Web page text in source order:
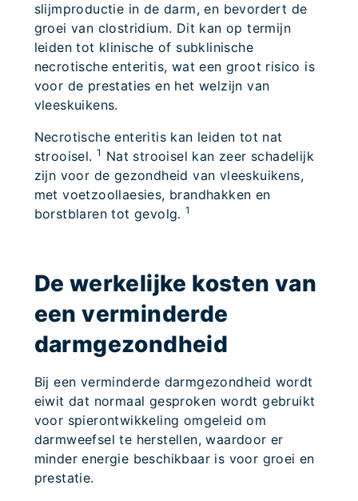
slijmproductie in de darm, en bevordert de
groei van clostridium. Dit kan op termijn
leiden tot klinische of subklinische
necrotische enteritis, wat een groot risico is
voor de prestaties en het welzijn van
vleeskuikens.
Necrotische enteritis kan leiden tot nat
strooisel. 1 Nat strooisel kan zeer schadelijk
zijn voor de gezondheid van vleeskuikens,
met voetzoollaesies, brandhakken en
borstblaren tot gevolg.1
De werkelijke kosten van
een verminderde
darmgezondheid
Bij een verminderde darmgezondheid wordt
eiwit dat normaal gesproken wordt gebruikt
voor spierontwikkeling omgeleid om
darmweefsel te herstellen, waardoor er
minder energie beschikbaar is voor groei en
prestatie.